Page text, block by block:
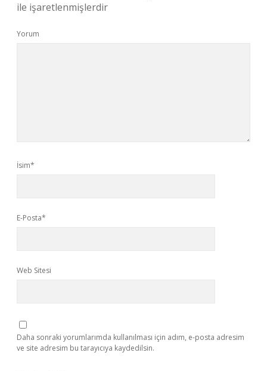
ile işaretlenmişlerdir
Yorum
İsim*
E-Posta*
Web Sitesi
Daha sonraki yorumlarımda kullanılması için adım, e-posta adresim
ve site adresim bu tarayıcıya kaydedilsin.